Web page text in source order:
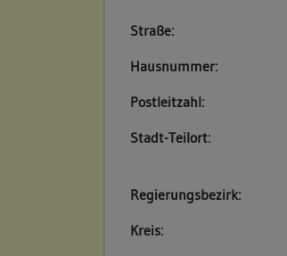
Straße:
Hausnummer:
Postleitzahl:
Stadt-Teilort:
Regierungsbezirk:
Kreis: